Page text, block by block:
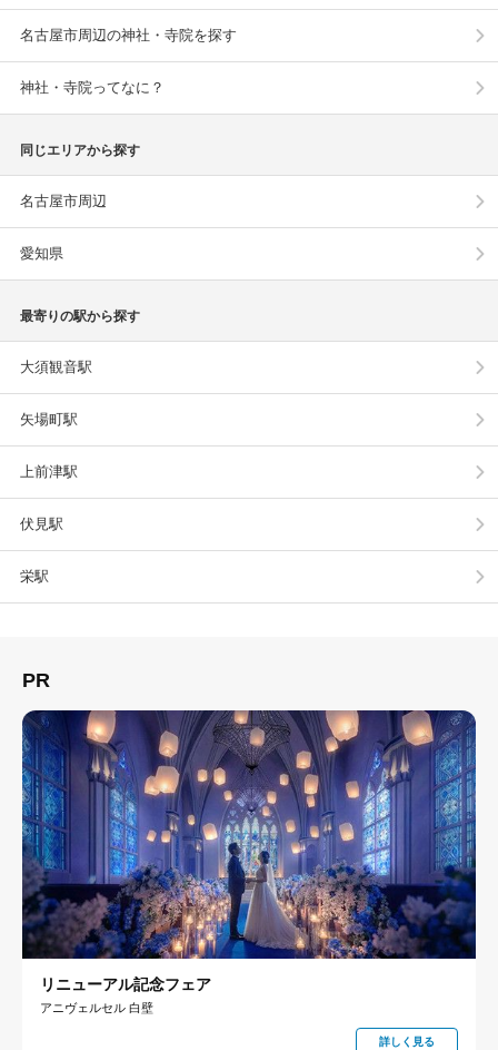
名古屋市周辺の神社・寺院を探す
神社・寺院ってなに？
同じエリアから探す
名古屋市周辺
愛知県
最寄りの駅から探す
大須観音駅
矢場町駅
上前津駅
伏見駅
栄駅
PR
リニューアル記念フェア
アニヴェルセル 白壁
詳しく見る